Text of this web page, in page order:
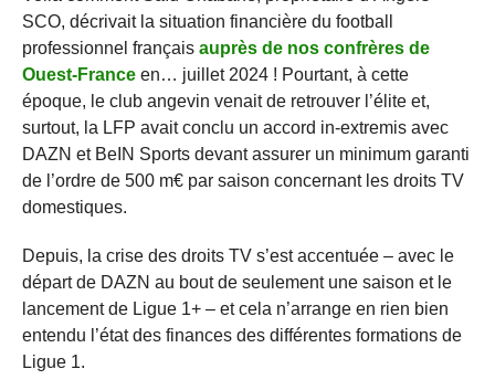
SCO, décrivait la situation financière du football
professionnel français auprès de nos confrères de
Ouest-Franceen… juillet 2024 ! Pourtant, à cette
époque, le club angevin venait de retrouver l’élite et,
surtout, la LFP avait conclu un accord in-extremis avec
DAZN et BeIN Sports devant assurer un minimum garanti
de l’ordre de 500 m€ par saison concernant les droits TV
domestiques.
Depuis, la crise des droits TV s’est accentuée – avec le
départ de DAZN au bout de seulement une saison et le
lancement de Ligue 1+ – et cela n’arrange en rien bien
entendu l’état des finances des différentes formations de
Ligue 1.